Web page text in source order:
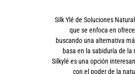
Silk Ylé de Soluciones
que se enfoca en
buscando una alternativa
basa en la sabiduría de
Silkylé es una opción
con el poder de la